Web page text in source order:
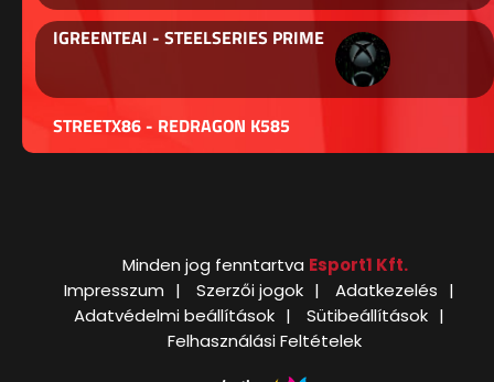
IGREENTEAI - STEELSERIES PRIME
STREETX86 - REDRAGON K585
Minden jog fenntartva Esport1 Kft.
Impresszum
Szerzői jogok
Adatkezelés
Adatvédelmi beállítások
Sütibeállítások
Felhasználási Feltételek